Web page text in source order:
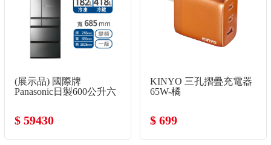
(展示品) 國際牌
Panasonic日製600公升六
$ 59430
KINYO 三孔摺疊充電器
65W-橘
$ 699